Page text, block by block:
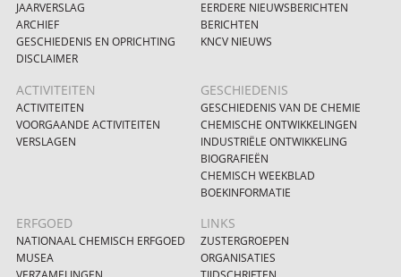
JAARVERSLAG
ARCHIEF
GESCHIEDENIS EN OPRICHTING
DISCLAIMER
EERDERE NIEUWSBERICHTEN
BERICHTEN
KNCV NIEUWS
ACTIVITEITEN
ACTIVITEITEN
VOORGAANDE ACTIVITEITEN
VERSLAGEN
GESCHIEDENIS
GESCHIEDENIS VAN DE CHEMIE
CHEMISCHE ONTWIKKELINGEN
INDUSTRIËLE ONTWIKKELING
BIOGRAFIEËN
CHEMISCH WEEKBLAD
BOEKINFORMATIE
ERFGOED
NATIONAAL CHEMISCH ERFGOED
MUSEA
LINKS
ZUSTERGROEPEN
ORGANISATIES